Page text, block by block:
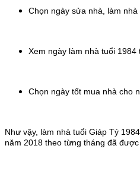
Chọn ngày sửa nhà, làm
Xem ngày làm nhà tuổi
Chọn ngày tốt mua nhà cho
Như vậy, làm nhà tuổi Giáp Tý
năm 2018 theo từng tháng đã